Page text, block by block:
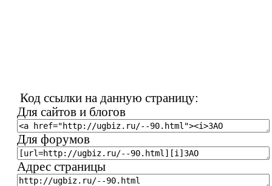
Код ссылки на данную страницу:
Для сайтов и блогов
Для форумов
Адрес страницы